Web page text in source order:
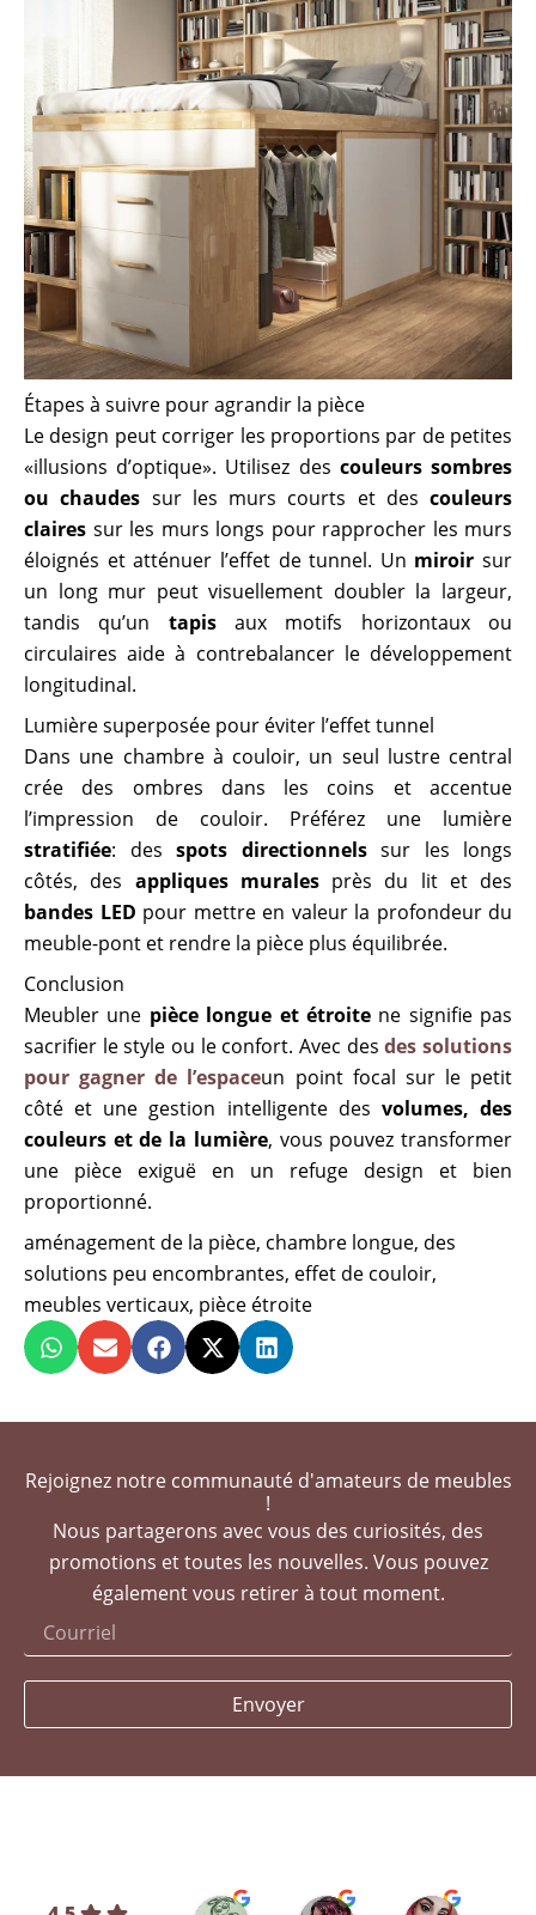
Étapes à suivre pour agrandir la pièce
Le design peut corriger les proportions par de petites
«illusions d’optique». Utilisez des couleurs sombres
ou chaudes sur les murs courts et des couleurs
claires sur les murs longs pour rapprocher les murs
éloignés et atténuer l’effet de tunnel. Un miroir sur
un long mur peut visuellement doubler la largeur,
tandis qu’un tapisaux motifs horizontaux ou
circulaires aide à contrebalancer le développement
longitudinal.
Lumière superposée pour éviter l’effet tunnel
Dans une chambre à couloir, un seul lustre central
crée des ombres dans les coins et accentue
l’impression de couloir. Préférez une lumière
stratifiée: des spots directionnelssur les longs
côtés, des appliques muralesprès du lit et des
bandes LED pour mettre en valeur la profondeur du
meuble-pont et rendre la pièce plus équilibrée.
Conclusion
Meubler une pièce longue et étroitene signifie pas
sacrifier le style ou le confort. Avec desdes solutions
pour gagner de l’espaceun point focal sur le petit
côté et une gestion intelligente des volumes, des
couleurs et de la lumière, vous pouvez transformer
une pièce exiguë en un refuge design et bien
proportionné.
aménagement de la pièce, chambre longue, des
solutions peu encombrantes, effet de couloir,
meubles verticaux, pièce étroite
Rejoignez notre communauté d'amateurs de meubles
!
Nous partagerons avec vous des curiosités, des
promotions et toutes les nouvelles. Vous pouvez
également vous retirer à tout moment.
Envoyer